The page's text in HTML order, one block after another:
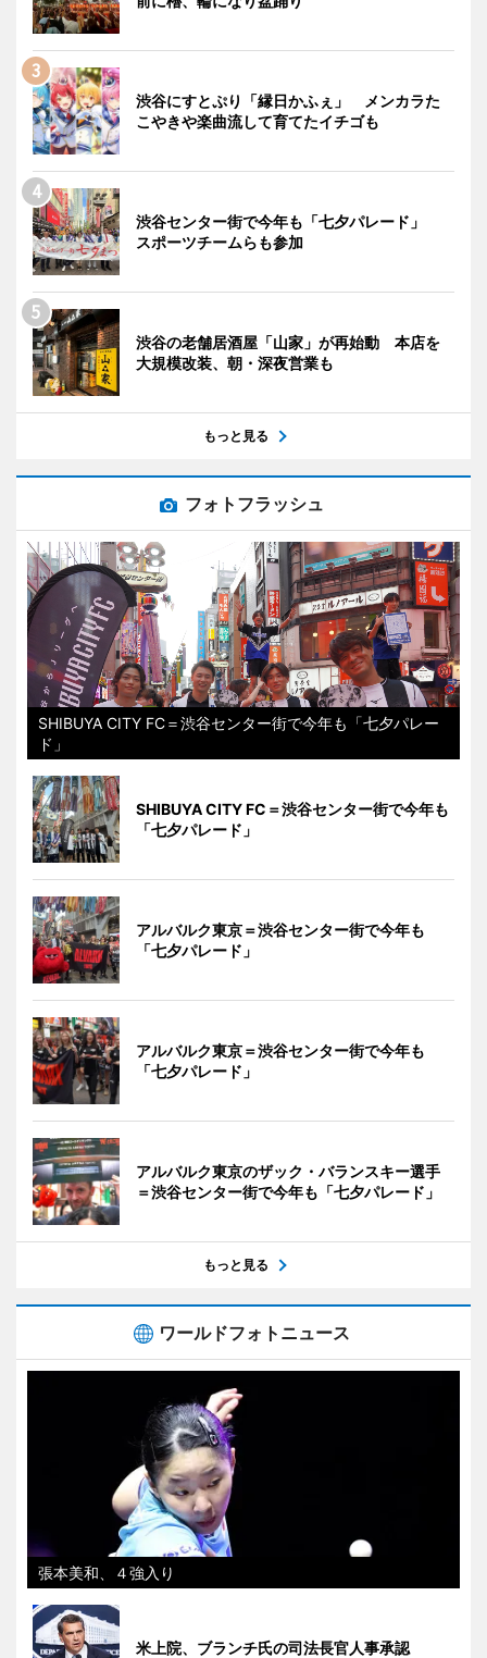
渋谷にすとぷり「縁日かふぇ」 メンカラた
こやきや楽曲流して育てたイチゴも
渋谷センター街で今年も「七夕パレード」
スポーツチームらも参加
渋谷の老舗居酒屋「山家」が再始動 本店を
大規模改装、朝・深夜営業も
もっと見る
フォトフラッシュ
SHIBUYA CITY FC＝渋谷センター街で今年も「七夕パレー
ド」
SHIBUYA CITY FC＝渋谷センター街で今年も
「七夕パレード」
アルバルク東京＝渋谷センター街で今年も
「七夕パレード」
アルバルク東京＝渋谷センター街で今年も
「七夕パレード」
アルバルク東京のザック・バランスキー選手
＝渋谷センター街で今年も「七夕パレード」
もっと見る
ワールドフォトニュース
張本美和、４強入り
米上院、ブランチ氏の司法長官人事承認